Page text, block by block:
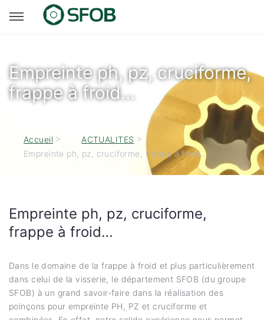
Empreinte ph, pz, cruciforme,
frappe à froid…
Accueil > ACTUALITES >
Empreinte ph, pz, cruciforme, frappe à froid…
Empreinte ph, pz, cruciforme,
frappe à froid…
Dans le domaine de la frappe à froid et plus particulièrement
dans celui de la visserie, le département SFOB (du groupe
SFOB) à un grand savoir-faire dans la réalisation des
poinçons pour empreinte PH, PZ et cruciforme et